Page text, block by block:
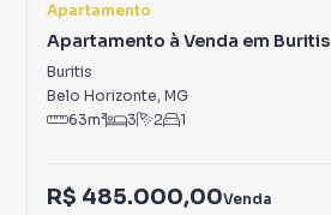
Apartamento
Apartamento à Venda em Buritis
Buritis
Belo Horizonte, MG
63m² 3 2 1
R$ 485.000,00Venda